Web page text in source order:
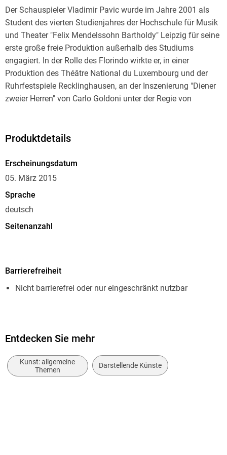
Der Schauspieler Vladimir Pavic wurde im Jahre 2001 als
Student des vierten Studienjahres der Hochschule für Musik
und Theater "Felix Mendelssohn Bartholdy" Leipzig für seine
erste große freie Produktion außerhalb des Studiums
engagiert. In der Rolle des Florindo wirkte er, in einer
Produktion des Théâtre National du Luxembourg und der
Ruhrfestspiele Recklinghausen, an der Inszenierung "Diener
zweier Herren" von Carlo Goldoni unter der Regie von
Seine Erfahrungen aus der Probenzeit und den folgenden
Tagebuchartig und aus einem sehr persönlichen Blickwinkel
verfasst der Autor einen Erlebnis- und Genese-Bericht, der vor
Interesse sein dürfte.
Produktdetails
Erscheinungsdatum
05. März 2015
Sprache
deutsch
Seitenanzahl
1,91 MB
Autor/Autorin
neobooks
mit Wasserzeichen versehen
Barrierefreiheit
Nicht barrierefrei oder nur eingeschränkt nutzbar
Entdecken Sie mehr
Kunst: allgemeine
Themen
Darstellende Künste